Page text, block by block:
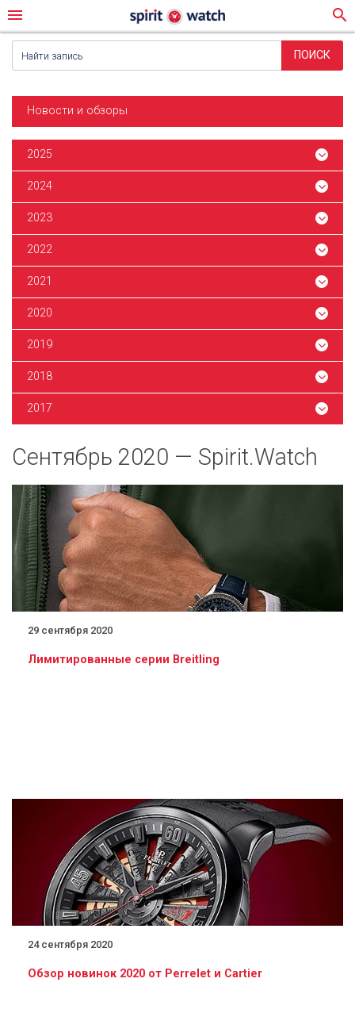
menu search
Новости и обзоры
2025
2024
2023
2022
2021
2020
2019
2018
2017
Сентябрь 2020 — Spirit.Watch
29 сентября 2020
Лимитированные серии Breitling
24 сентября 2020
Обзор новинок 2020 от Perrelet и Cartier